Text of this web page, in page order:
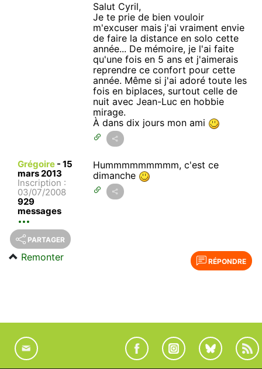
Salut Cyril,
Je te prie de bien vouloir
m'excuser mais j'ai vraiment envie
de faire la distance en solo cette
année... De mémoire, je l'ai faite
qu'une fois en 5 ans et j'aimerais
reprendre ce confort pour cette
année. Même si j'ai adoré toute les
fois en biplaces, surtout celle de
nuit avec Jean-Luc en hobbie
mirage.
À dans dix jours mon ami
Grégoire - 15
mars 2013
Inscription :
03/07/2008
929
messages
Hummmmmmmmm, c'est ce
dimanche
PARTAGER
RÉPONDRE
Remonter